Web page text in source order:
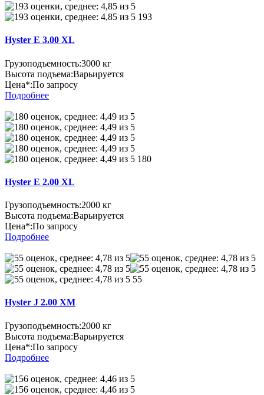
193
Hyster E 3.00 XL
Грузоподъемность:3000 кг
Высота подъема:Варьируется
Цена*:По запросу
Подробнее
180
Hyster E 2.00 XL
Грузоподъемность:2000 кг
Высота подъема:Варьируется
Цена*:По запросу
Подробнее
55
Hyster J 2.00 XM
Грузоподъемность:2000 кг
Высота подъема:Варьируется
Цена*:По запросу
Подробнее